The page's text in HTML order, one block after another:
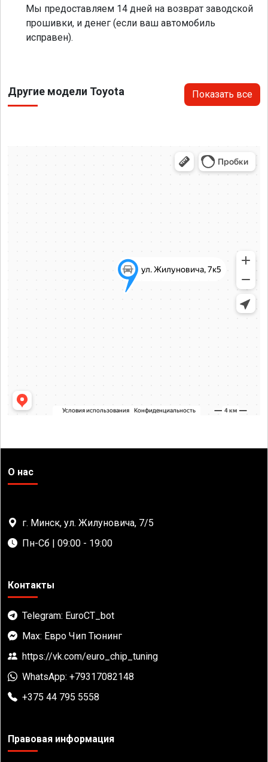
Мы предоставляем 14 дней на возврат заводской
прошивки, и денег (если ваш автомобиль
исправен).
Другие модели Toyota Показать все
О нас
г. Минск, ул. Жилуновича, 7/5
Пн-Сб | 09:00 - 19:00
Контакты
Telegram: EuroCT_bot
Max: Евро Чип Тюнинг
https://vk.com/euro_chip_tuning
WhatsApp: +79317082148
+375 44 795 5558
Правовая информация